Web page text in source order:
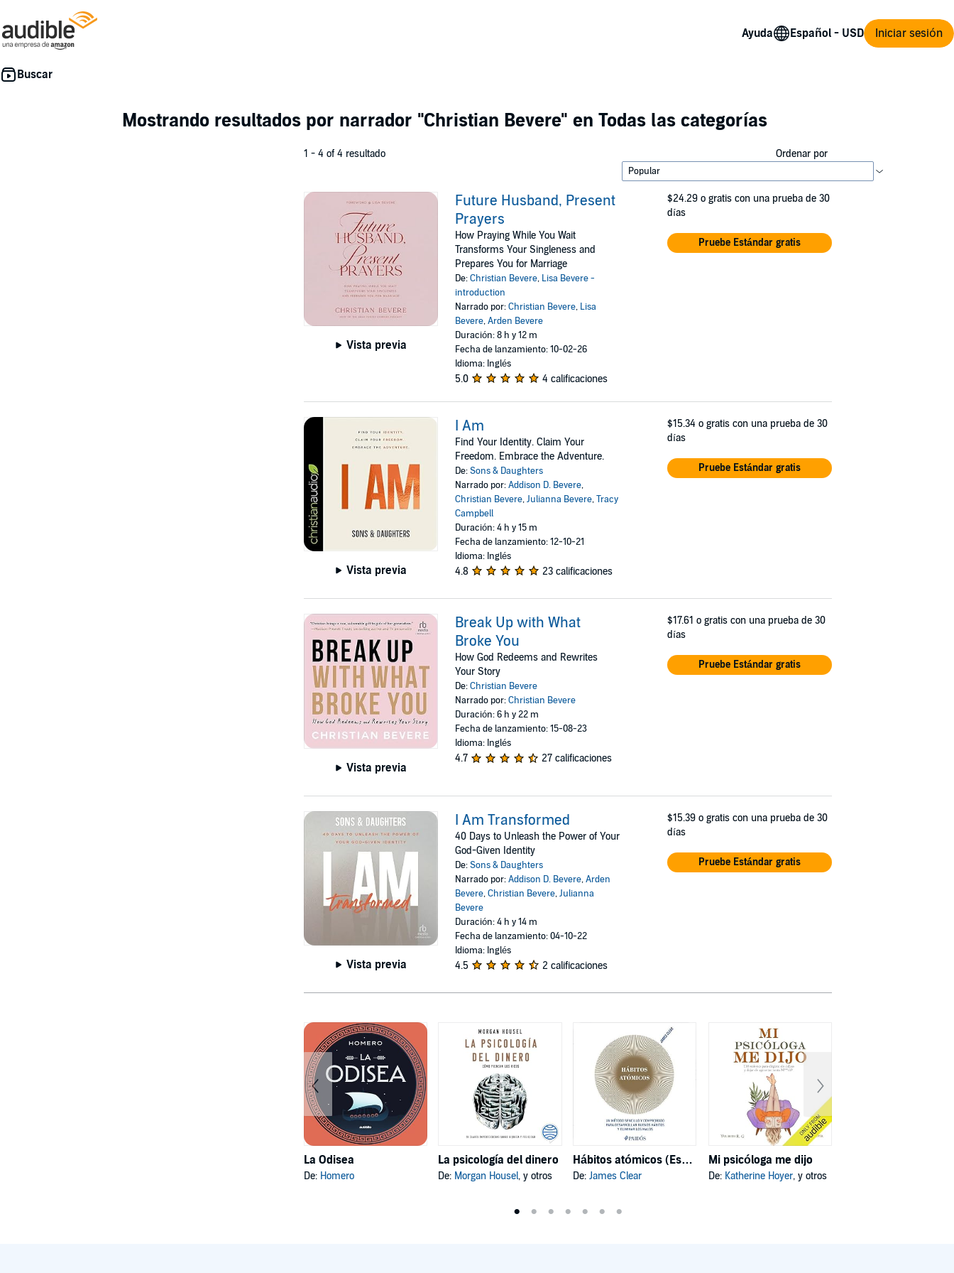
Ayuda Iniciar sesión
Mostrando resultados por narrador "Christian Bevere" en Todas las categorías
1 - 4 of 4 resultado Ordenar por
Vista previa
Future Husband, Present
Prayers
How Praying While You Wait
Transforms Your Singleness and
Prepares You for Marriage
De:Christian Bevere, Lisa Bevere -
introduction
Narrado por:Christian Bevere, Lisa
Bevere,Arden Bevere
Duración: 8 h y 12 m
Fecha de lanzamiento: 10-02-26
Idioma: Inglés
5.0 4 calificaciones
$24.29 o gratis con una prueba de 30
días
Pruebe Estándar gratis
Vista previa
I Am
Find Your Identity. Claim Your
Freedom. Embrace the Adventure.
De:Sons & Daughters
Narrado por:Addison D. Bevere,
Christian Bevere,Julianna Bevere,Tracy
Campbell
Duración: 4 h y 15 m
Fecha de lanzamiento: 12-10-21
Idioma: Inglés
4.8 23 calificaciones
$15.34 o gratis con una prueba de 30
días
Pruebe Estándar gratis
Vista previa
Break Up with What
Broke You
How God Redeems and Rewrites
Your Story
De:Christian Bevere
Narrado por:Christian Bevere
Duración: 6 h y 22 m
Fecha de lanzamiento: 15-08-23
Idioma: Inglés
4.7 27 calificaciones
$17.61 o gratis con una prueba de 30
días
Pruebe Estándar gratis
Vista previa
I Am Transformed
40 Days to Unleash the Power of Your
God-Given Identity
De:Sons & Daughters
Narrado por:Addison D. Bevere,Arden
Bevere,Christian Bevere,Julianna
Bevere
Duración: 4 h y 14 m
Fecha de lanzamiento: 04-10-22
Idioma: Inglés
4.5 2 calificaciones
$15.39 o gratis con una prueba de 30
días
Pruebe Estándar gratis
La Odisea
De: Homero
La psicología del dinero
De: Morgan Housel, y otros
Hábitos atómicos (Español neutro)
De: James Clear
Mi psicóloga me dijo
De: Katherine Hoyer, y otros